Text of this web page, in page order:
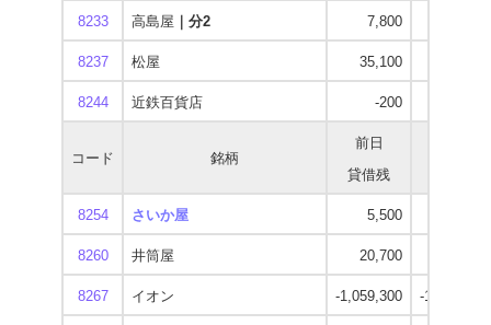
8233 高島屋 ｜分2 7,800
8237 松屋 35,100
8244 近鉄百貨店 -200
コード 銘柄
前日
貸借残
8254 さいか屋 5,500
8260 井筒屋 20,700
8267 イオン -1,059,300 -1,220,100